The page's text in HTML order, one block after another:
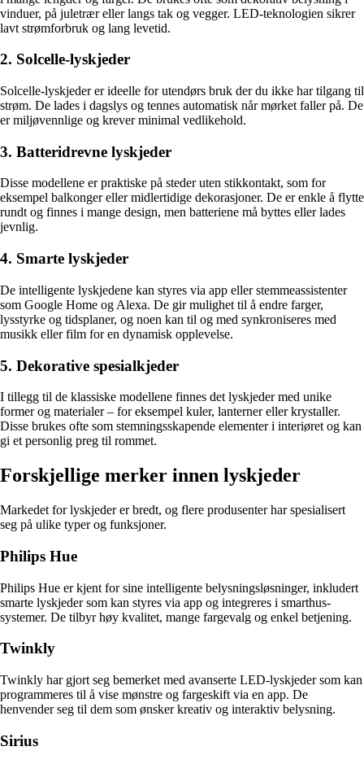
vinduer, på juletrær eller langs tak og vegger. LED-teknologien sikrer
lavt strømforbruk og lang levetid.
2. Solcelle-lyskjeder
Solcelle-lyskjeder er ideelle for utendørs bruk der du ikke har tilgang til
strøm. De lades i dagslys og tennes automatisk når mørket faller på. De
er miljøvennlige og krever minimal vedlikehold.
3. Batteridrevne lyskjeder
Disse modellene er praktiske på steder uten stikkontakt, som for
eksempel balkonger eller midlertidige dekorasjoner. De er enkle å flytte
rundt og finnes i mange design, men batteriene må byttes eller lades
jevnlig.
4. Smarte lyskjeder
De intelligente lyskjedene kan styres via app eller stemmeassistenter
som Google Home og Alexa. De gir mulighet til å endre farger,
lysstyrke og tidsplaner, og noen kan til og med synkroniseres med
musikk eller film for en dynamisk opplevelse.
5. Dekorative spesialkjeder
I tillegg til de klassiske modellene finnes det lyskjeder med unike
former og materialer – for eksempel kuler, lanterner eller krystaller.
Disse brukes ofte som stemningsskapende elementer i interiøret og kan
gi et personlig preg til rommet.
Forskjellige merker innen lyskjeder
Markedet for lyskjeder er bredt, og flere produsenter har spesialisert
seg på ulike typer og funksjoner.
Philips Hue
Philips Hue er kjent for sine intelligente belysningsløsninger, inkludert
smarte lyskjeder som kan styres via app og integreres i smarthus-
systemer. De tilbyr høy kvalitet, mange fargevalg og enkel betjening.
Twinkly
Twinkly har gjort seg bemerket med avanserte LED-lyskjeder som kan
programmeres til å vise mønstre og fargeskift via en app. De
henvender seg til dem som ønsker kreativ og interaktiv belysning.
Sirius